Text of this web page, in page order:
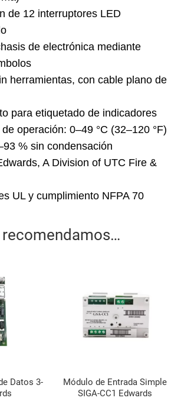
de 12 interruptores LED
de electrónica mediante
herramientas, con cable plano de
para etiquetado de indicadores
operación: 0–49 °C (32–120 °F)
% sin condensación
A Division of UTC Fire &
UL y cumplimiento NFPA 70
Datos 3-
Módulo de Entrada Simple
SIGA-CC1 Edwards